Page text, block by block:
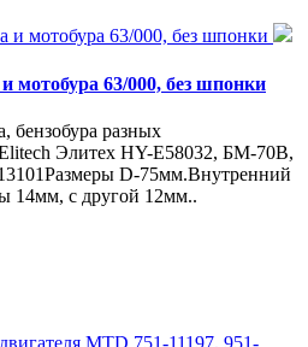
мотобура 63/000, без шпонки
бензобура разных
Элитех HY-E58032, БМ-70В,
D-75мм.Внутренний
14мм, с другой 12мм..